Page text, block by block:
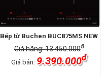
Bếp từ Buchen BUC875MS NEW
Giá hãng: 13.450.000đ
Giá bán: 9.390.000đ